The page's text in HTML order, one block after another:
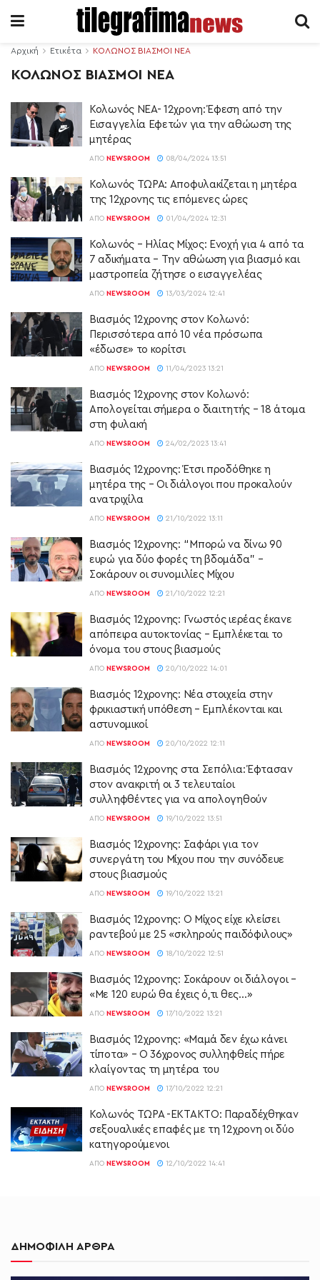
Αρχική Ετικέτα ΚΟΛΩΝΟΣ ΒΙΑΣΜΟΙ ΝΕΑ
ΚΟΛΩΝΟΣ ΒΙΑΣΜΟΙ ΝΕΑ
Κολωνός ΝΕΑ- 12χρονη: Έφεση από την
Εισαγγελία Εφετών για την αθώωση της
μητέρας
ΑΠΌ NEWSROOM 08/04/2024 13:51
Κολωνός ΤΩΡΑ: Αποφυλακίζεται η μητέρα
της 12χρονης τις επόμενες ώρες
ΑΠΌ NEWSROOM 01/04/2024 12:31
Κολωνός – Ηλίας Μίχος: Ενοχή για 4 από τα
7 αδικήματα – Την αθώωση για βιασμό και
μαστροπεία ζήτησε ο εισαγγελέας
ΑΠΌ NEWSROOM 13/03/2024 12:41
Βιασμός 12χρονης στον Κολωνό:
Περισσότερα από 10 νέα πρόσωπα
«έδωσε» το κορίτσι
ΑΠΌ NEWSROOM 11/04/2023 13:21
Βιασμός 12χρονης στον Κολωνό:
Απολογείται σήμερα ο διαιτητής – 18 άτομα
στη φυλακή
ΑΠΌ NEWSROOM 24/02/2023 13:41
Βιασμός 12χρονης: Έτσι προδόθηκε η
μητέρα της – Οι διάλογοι που προκαλούν
ανατριχίλα
ΑΠΌ NEWSROOM 21/10/2022 13:11
Βιασμός 12χρονης: “Μπορώ να δίνω 90
ευρώ για δύο φορές τη βδομάδα” –
Σοκάρουν οι συνομιλίες Μίχου
ΑΠΌ NEWSROOM 21/10/2022 12:21
Βιασμός 12χρονης: Γνωστός ιερέας έκανε
απόπειρα αυτοκτονίας – Εμπλέκεται το
όνομα του στους βιασμούς
ΑΠΌ NEWSROOM 20/10/2022 14:01
Βιασμός 12χρονης: Νέα στοιχεία στην
φρικιαστική υπόθεση – Εμπλέκονται και
αστυνομικοί
ΑΠΌ NEWSROOM 20/10/2022 12:11
Βιασμός 12χρονης στα Σεπόλια: Έφτασαν
στον ανακριτή οι 3 τελευταίοι
συλληφθέντες για να απολογηθούν
ΑΠΌ NEWSROOM 19/10/2022 13:51
Βιασμός 12χρονης: Σαφάρι για τον
συνεργάτη του Μίχου που την συνόδευε
στους βιασμούς
ΑΠΌ NEWSROOM 19/10/2022 13:21
Βιασμός 12χρονης: Ο Μίχος είχε κλείσει
ραντεβού με 25 «σκληρούς παιδόφιλους»
ΑΠΌ NEWSROOM 18/10/2022 12:51
Βιασμός 12χρονης: Σοκάρουν οι διάλογοι –
«Με 120 ευρώ θα έχεις ό,τι θες…»
ΑΠΌ NEWSROOM 17/10/2022 13:21
Βιασμός 12χρονης: «Μαμά δεν έχω κάνει
τίποτα» – Ο 36χρονος συλληφθείς πήρε
κλαίγοντας τη μητέρα του
ΑΠΌ NEWSROOM 17/10/2022 12:21
Κολωνός ΤΩΡΑ -ΕΚΤΑΚΤΟ: Παραδέχθηκαν
σεξουαλικές επαφές με τη 12χρονη οι δύο
κατηγορούμενοι
ΑΠΌ NEWSROOM 12/10/2022 14:41
ΔΗΜΟΦΙΛΗ ΑΡΘΡΑ